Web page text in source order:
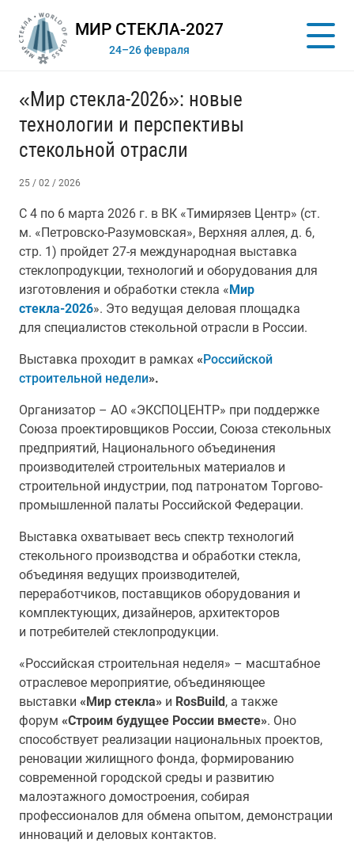
МИР СТЕКЛА-2027
24–26 февраля
«Мир стекла-2026»: новые
технологии и перспективы
стекольной отрасли
25 / 02 / 2026
С 4 по 6 марта 2026 г. в ВК «Тимирязев Центр» (ст.
м. «Петровско-Разумовская», Верхняя аллея, д. 6,
стр. 1) пройдет 27-я международная выставка
стеклопродукции, технологий и оборудования для
изготовления и обработки стекла «Мир
стекла-2026». Это ведущая деловая площадка
для специалистов стекольной отрасли в России.
Выставка проходит в рамках «Российской
строительной недели».
Организатор – АО «ЭКСПОЦЕНТР» при поддержке
Союза проектировщиков России, Союза стекольных
предприятий, Национального объединения
производителей строительных материалов и
строительной индустрии, под патронатом Торгово-
промышленной палаты Российской Федерации.
Выставка охватывает весь спектр технологий
стекольного производства и обработки стекла,
объединяя ведущих производителей,
переработчиков, поставщиков оборудования и
комплектующих, дизайнеров, архитекторов
и потребителей стеклопродукции.
«Российская строительная неделя» – масштабное
отраслевое мероприятие, объединяющее
выставки «Мир стекла» и RosBuild, а также
форум «Строим будущее России вместе». Оно
способствует реализации национальных проектов,
реновации жилищного фонда, формированию
современной городской среды и развитию
малоэтажного домостроения, собирая
профессионалов для обмена опытом, демонстрации
инноваций и деловых контактов.